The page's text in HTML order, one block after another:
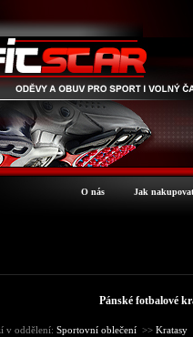
O nás Jak nakupovat
Pánské fotbalové
v oddělení: Sportovní oblečení >> Kratasy